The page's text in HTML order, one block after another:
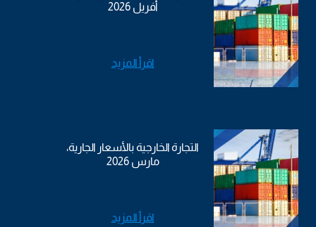
أفريل 2026
اقرأ المزيد
التجارة الخارجية بالأسعار الجارية،
مارس 2026
اقرأ المزيد